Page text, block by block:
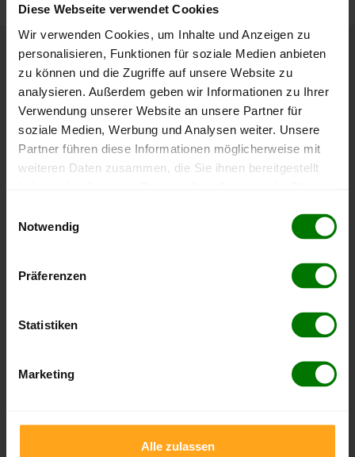
Diese Webseite verwendet Cookies
Wir verwenden Cookies, um Inhalte und Anzeigen zu
personalisieren, Funktionen für soziale Medien anbieten
zu können und die Zugriffe auf unsere Website zu
analysieren. Außerdem geben wir Informationen zu Ihrer
Verwendung unserer Website an unsere Partner für
soziale Medien, Werbung und Analysen weiter. Unsere
Partner führen diese Informationen möglicherweise mit
weiteren Daten zusammen, die Sie ihnen bereitgestellt
Notwendig
Präferenzen
Statistiken
Marketing
Alle zulassen
Höchst- und Tiefststände der
Pelletspreise in Seebenstein
Die Tabelle zeigt dieHöchst- und Tiefststände der
Pelletspreise für lose Holzpellets. Das dazugehörige
Datum zeigt, wann der Höchst- oder Tiefststand im
Tiefststand
4 Wochen
398,01 €
08.07.2026
391,99 €
08.05.2026
10.02.2026 07.08.2025